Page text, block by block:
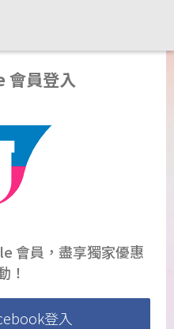
會員登入
會員，盡享獨家優惠
！
登入